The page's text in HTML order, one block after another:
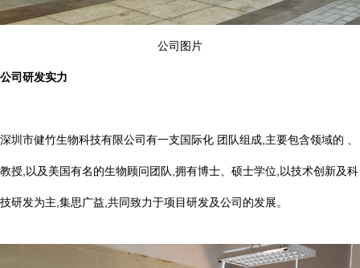
公司图片
公司研发实力
深圳市健竹生物科技有限公司有一支国际化 团队组成,主要包含领域的 、
教授,以及美国有名的生物顾问团队,拥有博士、硕士学位,以技术创新及科
技研发为主,集思广益,共同致力于项目研发及公司的发展。